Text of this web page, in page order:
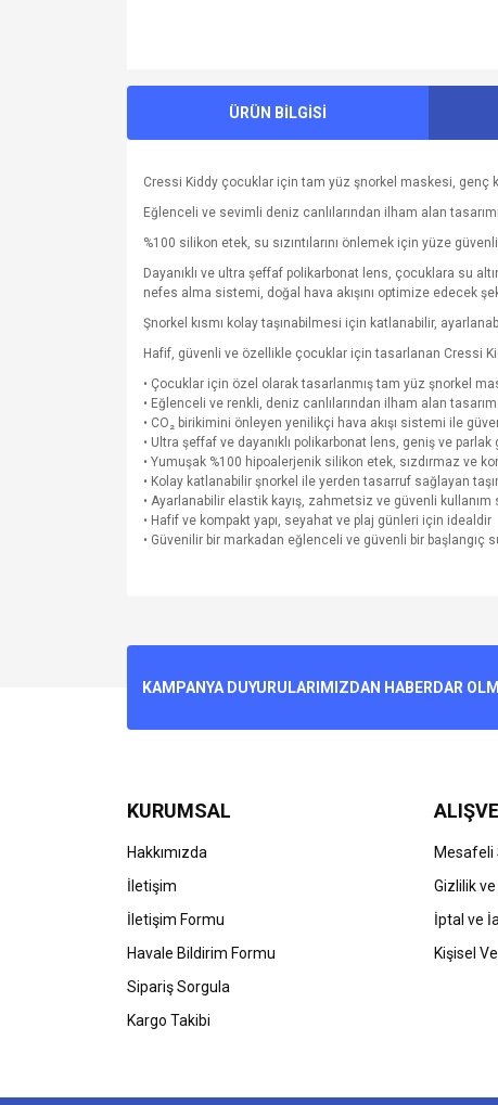
ÜRÜN BİLGİSİ
Cressi Kiddy çocuklar için tam yüz şnorkel maskesi, genç
Eğlenceli ve sevimli deniz canlılarından ilham alan
%100 silikon etek, su sızıntılarını önlemek için yüze
Dayanıklı ve ultra şeffaf polikarbonat lens, çocuklara su
nefes alma sistemi, doğal hava akışını optimize edecek
Şnorkel kısmı kolay taşınabilmesi için katlanabilir,
Hafif, güvenli ve özellikle çocuklar için tasarlanan Cressi
• Çocuklar için özel olarak tasarlanmış tam yüz şnorkel
• Eğlenceli ve renkli, deniz canlılarından ilham alan tasarım
• CO₂ birikimini önleyen yenilikçi hava akışı sistemi ile
• Ultra şeffaf ve dayanıklı polikarbonat lens, geniş ve
• Yumuşak %100 hipoalerjenik silikon etek, sızdırmaz ve
• Kolay katlanabilir şnorkel ile yerden tasarruf sağlayan
• Ayarlanabilir elastik kayış, zahmetsiz ve güvenli kullanım
• Hafif ve kompakt yapı, seyahat ve plaj günleri için idealdir
• Güvenilir bir markadan eğlenceli ve güvenli bir başlangıç
Ürün resmi kalitesiz, bozuk veya görüntülenemiyor.
Bu ürüne benzer farklı alternatifler olmalı.
KAMPANYA DUYURULARIMIZDAN HABERDAR
KURUMSAL
Hakkımızda
İletişim
İletişim Formu
Havale Bildirim Formu
Sipariş Sorgula
Kargo Takibi
Mesafeli
Gizlilik
İptal ve
Kişisel